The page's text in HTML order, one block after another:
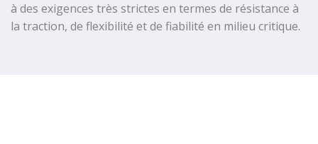
à des exigences très strictes en termes de résistance à
la traction, de flexibilité et de fiabilité en milieu critique.